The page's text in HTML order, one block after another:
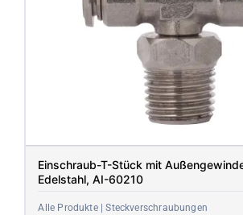
Einschraub-T-Stück mit
Edelstahl, AI-60210
Alle Produkte | Steckverschraubungen